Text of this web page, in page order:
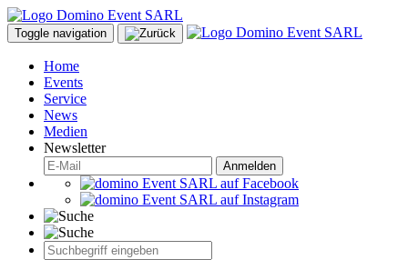
Toggle navigation
Home
Events
Service
News
Medien
Newsletter
Anmelden